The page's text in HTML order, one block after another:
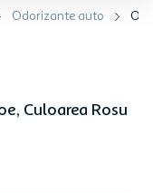
Odorizante auto
Culoarea Rosu